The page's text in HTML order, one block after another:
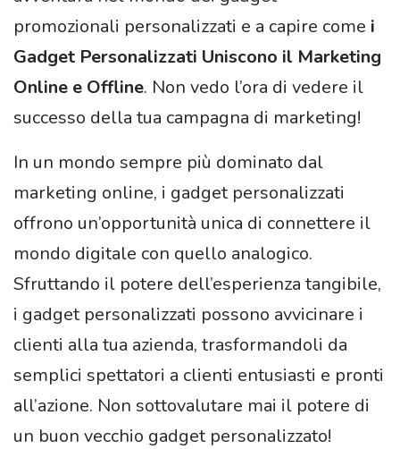
promozionali personalizzati e a capire come i
Gadget Personalizzati Uniscono il Marketing
Online e Offline. Non vedo l’ora di vedere il
successo della tua campagna di marketing!
In un mondo sempre più dominato dal
marketing online, i gadget personalizzati
offrono un’opportunità unica di connettere il
mondo digitale con quello analogico.
Sfruttando il potere dell’esperienza tangibile,
i gadget personalizzati possono avvicinare i
clienti alla tua azienda, trasformandoli da
semplici spettatori a clienti entusiasti e pronti
all’azione. Non sottovalutare mai il potere di
un buon vecchio gadget personalizzato!